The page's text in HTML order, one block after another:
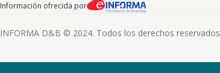
Información ofrecida por
INFORMA D&B © 2024. Todos los derechos reservados